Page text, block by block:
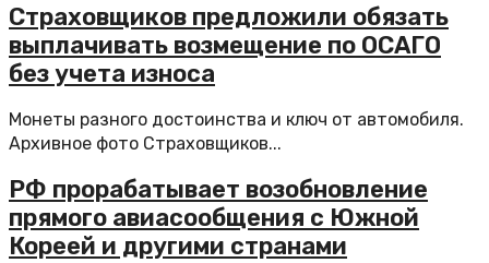
Страховщиков предложили обязать
выплачивать возмещение по ОСАГО
без учета износа
Монеты разного достоинства и ключ от автомобиля.
Архивное фото Страховщиков...
РФ прорабатывает возобновление
прямого авиасообщения с Южной
Кореей и другими странами